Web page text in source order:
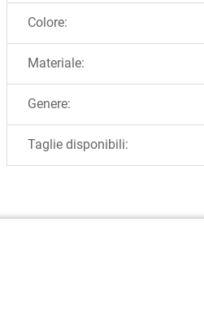
Colore:
Materiale:
Genere:
Taglie disponibili: